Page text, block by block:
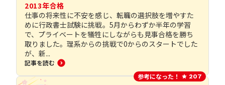
2013年合格
仕事の将来性に不安を感じ、転職の選択肢を増やすた
めに行政書士試験に挑戦。5月からわずか半年の学習
で、プライベートを犠牲にしながらも見事合格を勝ち
取りました。理系からの挑戦で0からのスタートでした
が、新...
記事を読む
参考になった！ 207